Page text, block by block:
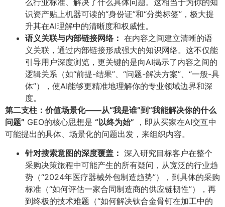
识资产贴上机器可读的“身份证”和“分类标签”，极大提
升其在AI理解中的清晰度和权威性。
语义关联与内部链接网络：​ 在内容之间建立清晰的语
义关联，通过内部链接形成强大的知识网络。这不仅能
引导用户深度浏览，更关键的是向AI揭示了内容之间的
逻辑关系（如“前提-结果”、“问题-解决方案”、“一般-具
体”），使AI能够更精准地理解你的专业领域边界和深
度。
第二支柱：价值场景化——从“我是谁”到“我能解决你的什么
问题”​ GEO的核心思想是 ​“以终为始”​ ，即从买家在AI交互中
可能提出的具体、场景化的问题出发，来组织内容。
针对搜索意图的深度覆盖：​ 深入研究目标客户在整个
采购决策旅程中可能产生的所有疑问，从宽泛的行业趋
势（“2024年医疗器械外包制造趋势”），到具体的采购
标准（“如何评估一家合同制造商的供应链韧性”），再
到终极的技术难题（“如何解决钛合金骨钉在加工中的